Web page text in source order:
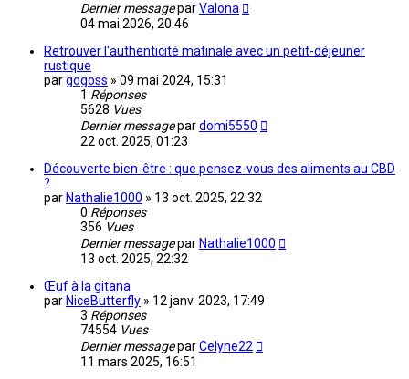
Dernier messageparValona
04 mai 2026, 20:46
Retrouver l'authenticité matinale avec un petit-déjeuner
rustique
pargogoss » 09 mai 2024, 15:31
1 Réponses
5628 Vues
Dernier messagepardomi5550
22 oct. 2025, 01:23
Découverte bien-être : que pensez-vous des aliments au CBD
?
par Nathalie1000 » 13 oct. 2025, 22:32
0 Réponses
356 Vues
Dernier messagepar Nathalie1000
13 oct. 2025, 22:32
Œuf à la gitana
par NiceButterfly » 12 janv. 2023, 17:49
3 Réponses
74554 Vues
Dernier messageparCelyne22
11 mars 2025, 16:51